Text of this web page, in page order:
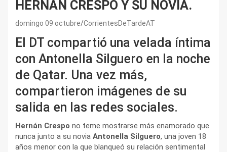
HERNÁN CRESPO Y SU NOVIA.
domingo 09 octubre CorrientesDeTardeAT
El DT compartió una velada íntima
con Antonella Silguero en la noche
de Qatar. Una vez más,
compartieron imágenes de su
salida en las redes sociales.
Hernán Crespo no teme mostrarse más enamorado que
nunca junto a su novia Antonella Silguero, una joven 18
años menor con la que blanqueó su relación sentimental